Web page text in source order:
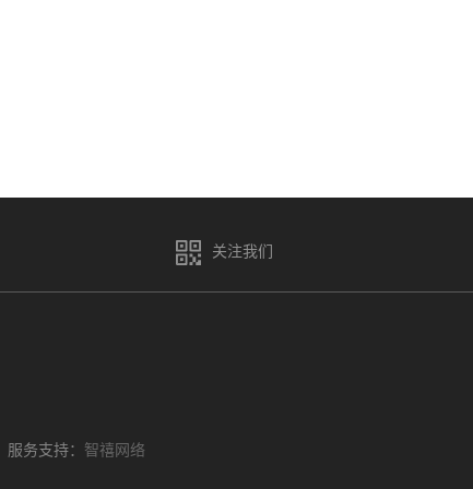
关注我们
服务支持： 智禧网络